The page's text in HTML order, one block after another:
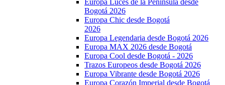
Europa Luces de la Península desde
Bogotá 2026
Europa Chic desde Bogotá
2026
Europa Legendaria desde Bogotá 2026
Europa MAX 2026 desde Bogotá
Europa Cool desde Bogotá - 2026
Trazos Europeos desde Bogotá 2026
Europa Vibrante desde Bogotá 2026
Europa Corazón Imperial desde Bogotá